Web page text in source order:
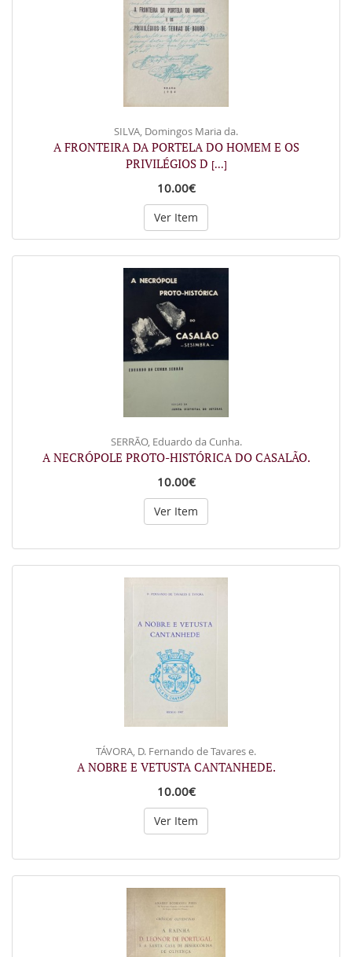
SILVA, Domingos Maria da.
A FRONTEIRA DA PORTELA DO HOMEM E OS
PRIVILÉGIOS D [...]
10.00€
Ver Item
SERRÃO, Eduardo da Cunha.
A NECRÓPOLE PROTO-HISTÓRICA DO CASALÃO.
10.00€
Ver Item
TÁVORA, D. Fernando de Tavares e.
A NOBRE E VETUSTA CANTANHEDE.
10.00€
Ver Item